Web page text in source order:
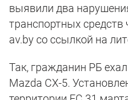
выявили два
транспортных средств
av.by со ссылкой на
Так, гражданин РБ
Mazda CX-5.